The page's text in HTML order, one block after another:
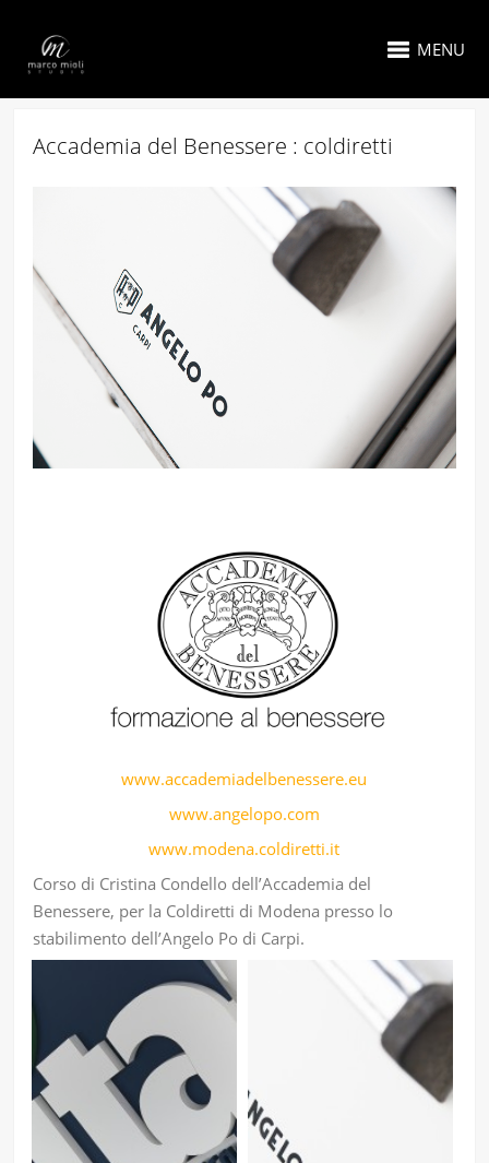
MENU
Accademia del Benessere : coldiretti
www.accademiadelbenessere.eu
www.angelopo.com
www.modena.coldiretti.it
Corso di Cristina Condello dell’Accademia del
Benessere, per la Coldiretti di Modena presso lo
stabilimento dell’Angelo Po di Carpi.